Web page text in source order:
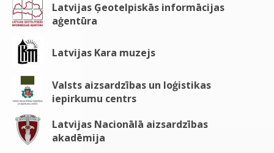
Latvijas Ģeotelpiskās informācijas
aģentūra
Latvijas Kara muzejs
Valsts aizsardzības un loģistikas
iepirkumu centrs
Latvijas Nacionālā aizsardzības
akadēmija